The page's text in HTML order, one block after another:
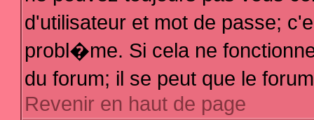
d'utilisateur et mot de passe;
probl�me. Si cela ne
du forum; il se peut que le
Revenir en haut de page